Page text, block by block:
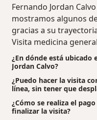
Fernando Jordan
mostramos algunos
gracias a su
Visita medicina
¿En dónde está ubicado
Jordan Calvo?
¿Puedo hacer la visita
línea, sin tener que
¿Cómo se realiza el
finalizar la visita?